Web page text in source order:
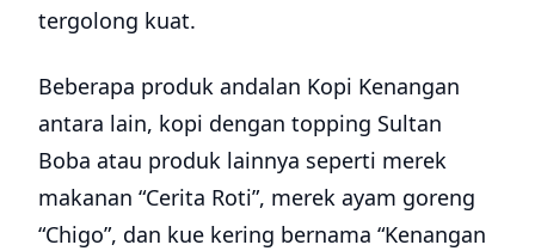
tergolong kuat.
Beberapa produk andalan Kopi Kenangan
antara lain, kopi dengan topping Sultan
Boba atau produk lainnya seperti merek
makanan “Cerita Roti”, merek ayam goreng
“Chigo”, dan kue kering bernama “Kenangan